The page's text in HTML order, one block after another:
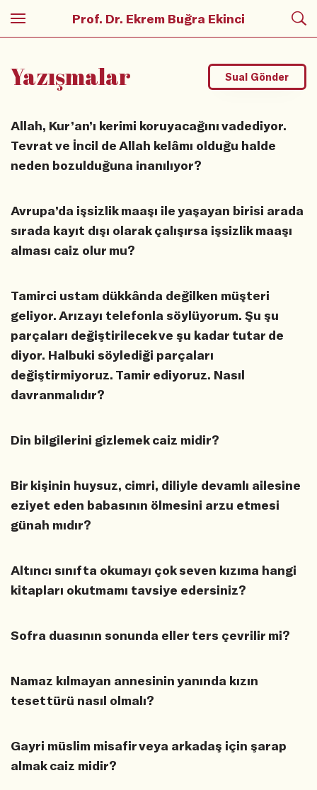
Prof. Dr. Ekrem Buğra Ekinci
Yazışmalar Sual Gönder
Allah, Kur’an’ı kerimi koruyacağını vadediyor.
Tevrat ve İncil de Allah kelâmı olduğu halde
neden bozulduğuna inanılıyor?
Avrupa’da işsizlik maaşı ile yaşayan birisi arada
sırada kayıt dışı olarak çalışırsa işsizlik maaşı
alması caiz olur mu?
Tamirci ustam dükkânda değilken müşteri
geliyor. Arızayı telefonla söylüyorum. Şu şu
parçaları değiştirilecek ve şu kadar tutar de
diyor. Halbuki söylediği parçaları
değiştirmiyoruz. Tamir ediyoruz. Nasıl
davranmalıdır?
Din bilgilerini gizlemek caiz midir?
Bir kişinin huysuz, cimri, diliyle devamlı ailesine
eziyet eden babasının ölmesini arzu etmesi
günah mıdır?
Altıncı sınıfta okumayı çok seven kızıma hangi
kitapları okutmamı tavsiye edersiniz?
Sofra duasının sonunda eller ters çevrilir mi?
Namaz kılmayan annesinin yanında kızın
tesettürü nasıl olmalı?
Gayri müslim misafir veya arkadaş için şarap
almak caiz midir?